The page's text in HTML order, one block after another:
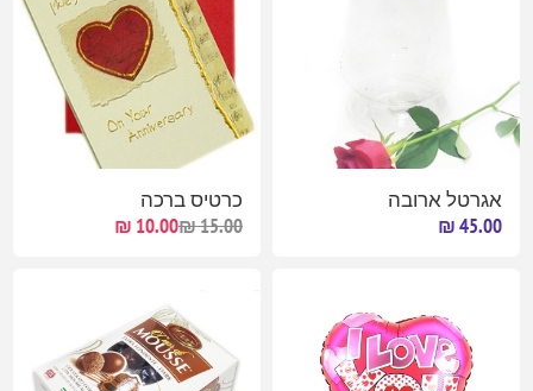
אגרטל ארובה
45.00 ₪
כרטיס ברכה
15.00 ₪
10.00 ₪